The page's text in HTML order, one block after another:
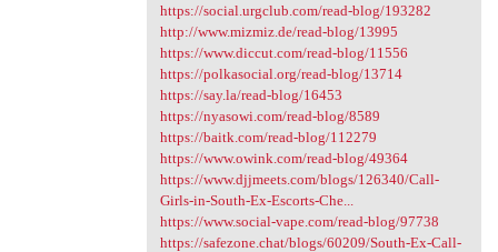
https://social.urgclub.com/read-blog/193282
http://www.mizmiz.de/read-blog/13995
https://www.diccut.com/read-blog/11556
https://polkasocial.org/read-blog/13714
https://say.la/read-blog/16453
https://nyasowi.com/read-blog/8589
https://baitk.com/read-blog/112279
https://www.owink.com/read-blog/49364
https://www.djjmeets.com/blogs/126340/Call-
Girls-in-South-Ex-Escorts-Che...
https://www.social-vape.com/read-blog/97738
https://safezone.chat/blogs/60209/South-Ex-Call-